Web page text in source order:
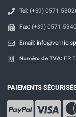
Tel: (+39)
Fax: (+39)
Email:
Numéro de TVA: FR
PAIEMENTS